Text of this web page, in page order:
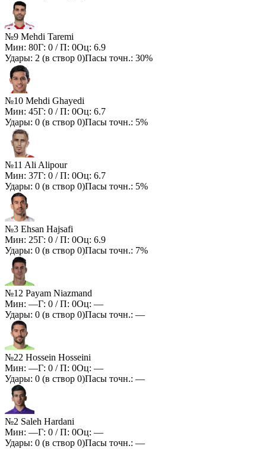
№9 Mehdi Taremi
Мин: 80Г: 0 / П: 0Оц: 6.9
Удары: 2 (в створ 0)Пасы точн.: 30%
№10 Mehdi Ghayedi
Мин: 45Г: 0 / П: 0Оц: 6.7
Удары: 0 (в створ 0)Пасы точн.: 5%
№11 Ali Alipour
Мин: 37Г: 0 / П: 0Оц: 6.7
Удары: 0 (в створ 0)Пасы точн.: 5%
№3 Ehsan Hajsafi
Мин: 25Г: 0 / П: 0Оц: 6.9
Удары: 0 (в створ 0)Пасы точн.: 7%
№12 Payam Niazmand
Мин: —Г: 0 / П: 0Оц: —
Удары: 0 (в створ 0)Пасы точн.: —
№22 Hossein Hosseini
Мин: —Г: 0 / П: 0Оц: —
Удары: 0 (в створ 0)Пасы точн.: —
№2 Saleh Hardani
Мин: —Г: 0 / П: 0Оц: —
Удары: 0 (в створ 0)Пасы точн.: —